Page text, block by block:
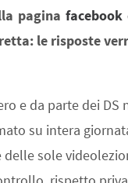
pagina facebook
le risposte
e da parte dei
su intera
delle sole